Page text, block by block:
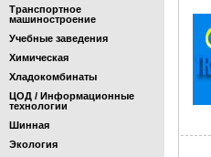
Транспортное
машиностроение
Учебные заведения
Химическая
Хладокомбинаты
ЦОД / Информационные
технологии
Шинная
Экология